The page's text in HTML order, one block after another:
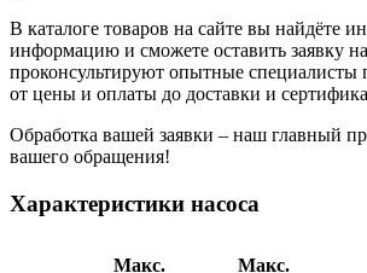
В каталоге товаров на сайте вы найдёте
информацию и сможете оставить заявку на
проконсультируют опытные специалисты
от цены и оплаты до доставки и
Обработка вашей заявки – наш главный
вашего обращения!
Характеристики насоса
Макс.
Макс.